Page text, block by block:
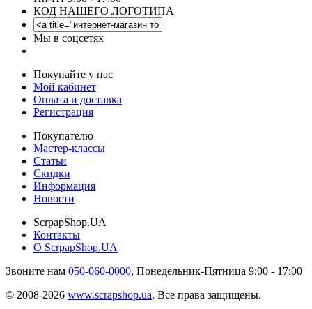
КОД НАШЕГО ЛОГОТИПА
Мы в соцсетях
Покупайте у нас
Мой кабинет
Оплата и доставка
Регистрация
Покупателю
Мастер-классы
Статьи
Скидки
Информация
Новости
ScrpapShop.UA
Контакты
О ScrpapShop.UA
Звоните нам 050-060-0000, Понедельник-Пятница 9:00 - 17:00
© 2008-2026 www.scrapshop.ua. Все права защищены.